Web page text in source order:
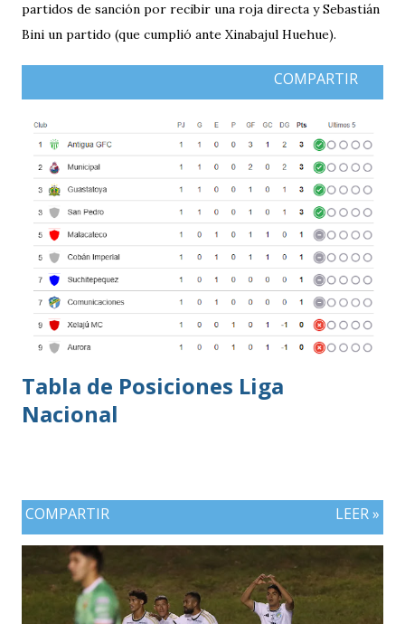
partidos de sanción por recibir una roja directa y Sebastián
Bini un partido (que cumplió ante Xinabajul Huehue).
COMPARTIR
Tabla de Posiciones Liga
Nacional
COMPARTIR LEER »